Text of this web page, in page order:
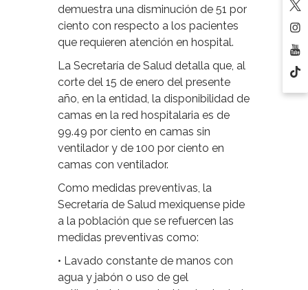
demuestra una disminución de 51 por
ciento con respecto a los pacientes
que requieren atención en hospital.
La Secretaría de Salud detalla que, al
corte del 15 de enero del presente
año, en la entidad, la disponibilidad de
camas en la red hospitalaria es de
99.49 por ciento en camas sin
ventilador y de 100 por ciento en
camas con ventilador.
Como medidas preventivas, la
Secretaría de Salud mexiquense pide
a la población que se refuercen las
medidas preventivas como:
• Lavado constante de manos con
agua y jabón o uso de gel